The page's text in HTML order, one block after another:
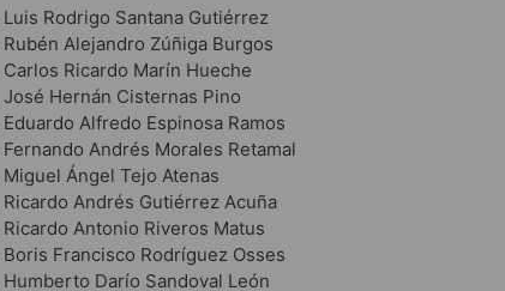
Luis Rodrigo Santana Gutiérrez
Rubén Alejandro Zúñiga Burgos
Carlos Ricardo Marín Hueche
José Hernán Cisternas Pino
Eduardo Alfredo Espinosa Ramos
Fernando Andrés Morales Retamal
Miguel Ángel Tejo Atenas
Ricardo Andrés Gutiérrez Acuña
Ricardo Antonio Riveros Matus
Boris Francisco Rodríguez Osses
Humberto Darío Sandoval León